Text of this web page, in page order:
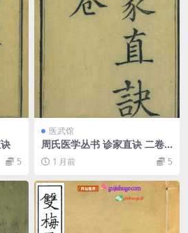
诀
5
医武馆
周氏医学丛书 诊家直诀 二卷
辨脉平脉章句 二卷
1 月前 5